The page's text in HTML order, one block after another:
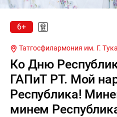
6+
Татгосфилармония им. Г.
Ко Дню
ГАПиТ РТ. Мой
Республика! Минем халкым,
минем